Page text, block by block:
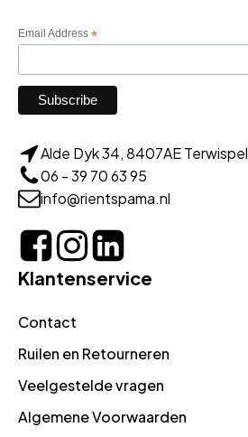
Email Address *
Alde Dyk 34, 8407AE Terwispel
06 - 39 70 63 95
info@rientspama.nl
Klantenservice
Contact
Ruilen en Retourneren
Veelgestelde vragen
Algemene Voorwaarden